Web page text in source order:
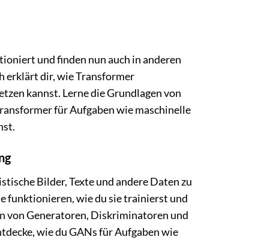
und finden nun auch in anderen
erklärt dir, wie Transformer
kannst. Lerne die Grundlagen von
für Aufgaben wie maschinelle
Bilder, Texte und andere Daten zu
funktionieren, wie du sie trainierst und
von Generatoren, Diskriminatoren und
wie du GANs für Aufgaben wie